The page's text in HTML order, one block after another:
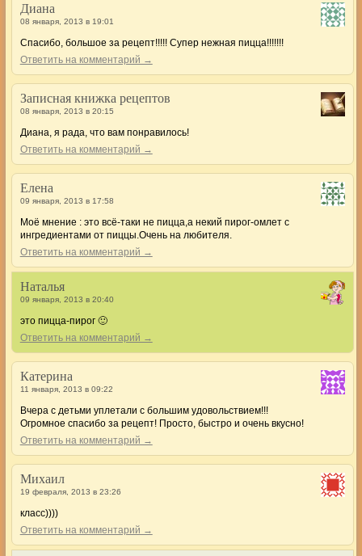
Диана
08 января, 2013 в 19:01
Спасибо, большое за рецепт!!!!! Супер нежная пицца!!!!!!!
Ответить на комментарий →
Записная книжка рецептов
08 января, 2013 в 20:15
Диана, я рада, что вам понравилось!
Ответить на комментарий →
Елена
09 января, 2013 в 17:58
Моё мнение : это всё-таки не пицца,а некий пирог-омлет с
ингредиентами от пиццы.Очень на любителя.
Ответить на комментарий →
Наталья
09 января, 2013 в 20:40
это пицца-пирог 🙂
Ответить на комментарий →
Катерина
11 января, 2013 в 09:22
Вчера с детьми уплетали с большим удовольствием!!!
Огромное спасибо за рецепт! Просто, быстро и очень вкусно!
Ответить на комментарий →
Михаил
19 февраля, 2013 в 23:26
класс))))
Ответить на комментарий →